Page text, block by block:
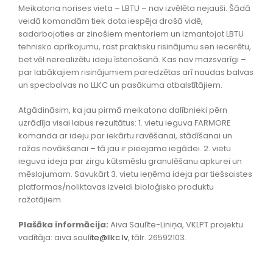
Meikatona norises vieta – LBTU – nav izvēlēta nejauši. Šādā
veidā komandām tiek dota iespēja drošā vidē,
sadarbojoties ar zinošiem mentoriem un izmantojot LBTU
tehnisko aprīkojumu, rast praktisku risinājumu sen iecerētu,
bet vēl nerealizētu ideju īstenošanā. Kas nav mazsvarīgi –
par labākajiem risinājumiem paredzētas arī naudas balvas
un specbalvas no LLKC un pasākuma atbalstītājiem.
Atgādināsim, ka jau pirmā meikatona dalībnieki pērn
uzrādīja visai labus rezultātus: 1. vietu ieguva FARMORE
komanda ar ideju par iekārtu ravēšanai, stādīšanai un
ražas novākšanai – tā jau ir pieejama iegādei. 2. vietu
ieguva ideja par zirgu kūtsmēslu granulēšanu apkurei un
mēslojumam. Savukārt 3. vietu ieņēma ideja par tiešsaistes
platformas/noliktavas izveidi bioloģisko produktu
ražotājiem.
Plašāka informācija: Aiva Saulīte-Liniņa, VKLPT projektu
vadītāja: aiva.saulīte@llkc.lv, tālr. 26592103.